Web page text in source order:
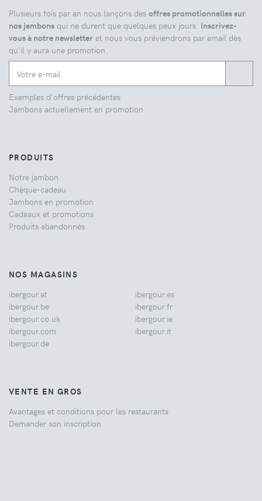
Plusieurs fois par an nous lançons des offres promotionnelles sur
nos jambons qui ne durent que quelques peux jours. Inscrivez-
vous à notre newsletter et nous vous préviendrons par email dès
qu'il y aura une promotion.
Exemples d'offres précédentes
Jambons actuellement en promotion
PRODUITS
Notre jambon
Chèque-cadeau
Jambons en promotion
Cadeaux et promotions
Produits abandonnés
NOS MAGASINS
ibergour.at
ibergour.be
ibergour.co.uk
ibergour.com
ibergour.de
ibergour.es
ibergour.fr
ibergour.ie
ibergour.it
VENTE EN GROS
Avantages et conditions pour les restaurants
Demander son inscription